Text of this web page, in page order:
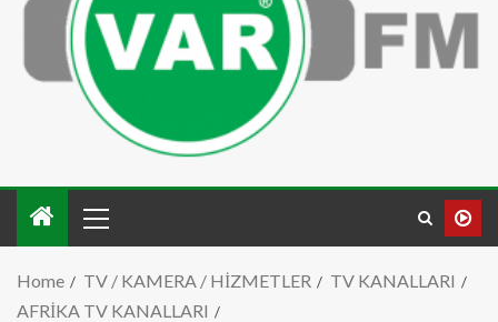
Home TV / KAMERA / HİZMETLER
TV KANALLARI
AFRİKA TV KANALLARI